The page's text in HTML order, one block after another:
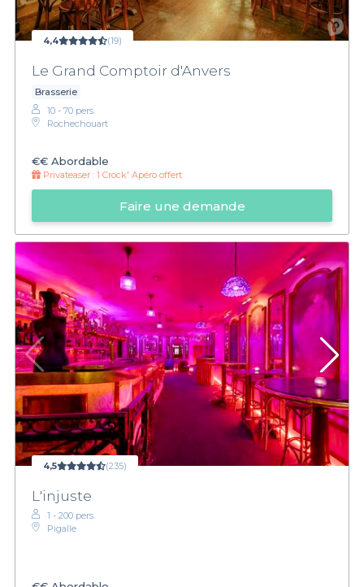
4,4 (19)
Le Grand Comptoir d'Anvers
Brasserie
10 - 70 pers.
Rochechouart
€€ Abordable
Privateaser : 1 Crock' Apéro offert
Faire une demande
4,5 (235)
L'injuste
1 - 200 pers.
Pigalle